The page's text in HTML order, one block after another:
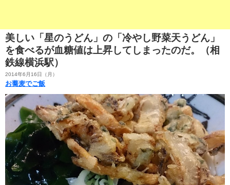
美しい「星のうどん」の「冷やし野菜天うどん」
を食べるが血糖値は上昇してしまったのだ。（相
鉄線横浜駅）
2014年6月16日（月）
お蕎麦でご飯